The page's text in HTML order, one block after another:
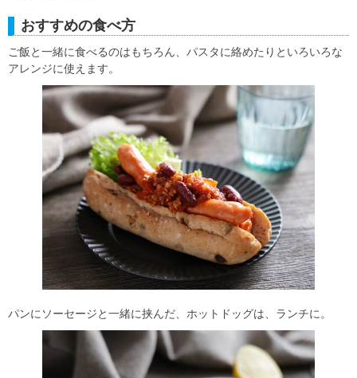
おすすめの食べ方
ご飯と一緒に食べるのはもちろん、パスタに絡めたりといろいろな
アレンジに使えます。
パンにソーセージと一緒に挟んだ、ホットドッグは、ランチに。